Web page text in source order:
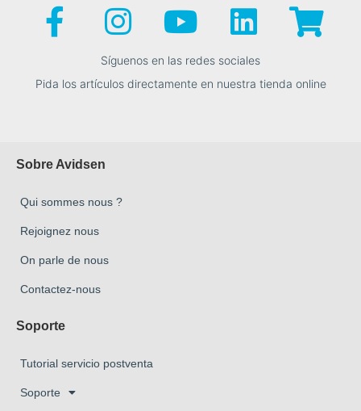
Síguenos en las redes sociales
Pida los artículos directamente en nuestra tienda online
Sobre Avidsen
Qui sommes nous ?
Rejoignez nous
On parle de nous
Contactez-nous
Soporte
Tutorial servicio postventa
Soporte